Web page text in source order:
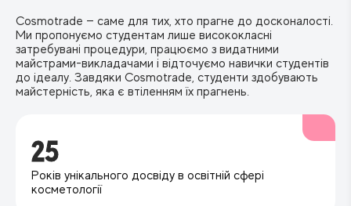
Cosmotrade — саме для тих, хто прагне до досконалості.
Ми пропонуємо студентам лише висококласні
затребувані процедури, працюємо з видатними
майстрами-викладачами і відточуємо навички студентів
до ідеалу. Завдяки Cosmotrade, студенти здобувають
майстерність, яка є втіленням їх прагнень.
25
Років унікального досвіду в освітній сфері
косметології